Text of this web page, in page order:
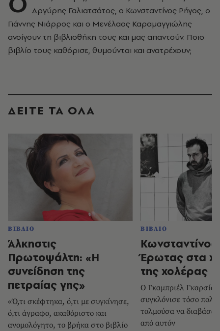
Αργύρης Γαλιατσάτος, ο Κωνσταντίνος Ρήγος, ο
Γιάννης Νιάρρος και ο Μενέλαος Καραμαγγιώλης
ανοίγουν τη βιβλιοθήκη τους και μας απαντούν. Ποιο
βιβλίο τους καθόρισε, θυμούνται και ανατρέχουν;
ΔΕΙΤΕ ΤΑ ΟΛΑ
ΒΙΒΛΙΟ
Άλκηστις
Πρωτοψάλτη: «Η
συνείδηση της
πετραίας γης»
«Ό,τι σκέφτηκα, ό,τι με συγκίνησε,
ό,τι άγραφο, ακαθόριστο και
ανομολόγητο, το βρήκα στο βιβλίο
ΒΙΒΛΙΟ
Έρωτας στα
της χολέρας
Ο Γκαμπριέλ Γκαρσία
συγκλόνισε τόσο
τολμούσα να διαβάσω
από αυτόν